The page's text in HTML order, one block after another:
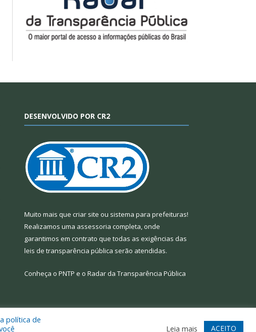
DESENVOLVIDO POR CR2
Muito mais que criar site ou sistema para prefeituras!
Realizamos uma assessoria completa, onde
garantimos em contrato que todas as exigências das
leis de transparência pública serão atendidas.
Conheça o PNTP e o Radar da Transparência Pública
do Site Acessar Webmail
política de
Leia mais ACEITO